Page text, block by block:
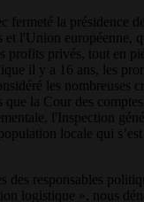
fermeté la présidence
et l'Union européenne,
profits privés, tout en
il y a 16 ans, les
les nombreuses
que la Cour des comptes
l'Inspection
locale qui
des responsables
logistique », nous